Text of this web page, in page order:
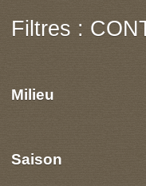
Filtres :
Milieu
Saison